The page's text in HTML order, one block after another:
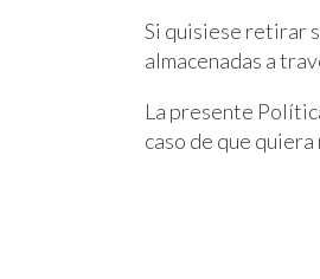
Si quisiese retirar
almacenadas a
La presente
caso de que